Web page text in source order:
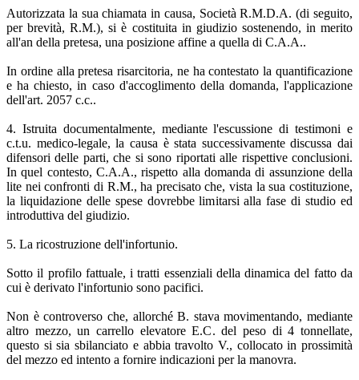
Autorizzata la sua chiamata in causa, Società R.M.D.A. (di seguito,
per brevità, R.M.), si è costituita in giudizio sostenendo, in merito
all'an della pretesa, una posizione affine a quella di C.A.A..
In ordine alla pretesa risarcitoria, ne ha contestato la quantificazione
e ha chiesto, in caso d'accoglimento della domanda, l'applicazione
dell'art. 2057 c.c..
4. Istruita documentalmente, mediante l'escussione di testimoni e
c.t.u. medico-legale, la causa è stata successivamente discussa dai
difensori delle parti, che si sono riportati alle rispettive conclusioni.
In quel contesto, C.A.A., rispetto alla domanda di assunzione della
lite nei confronti di R.M., ha precisato che, vista la sua costituzione,
la liquidazione delle spese dovrebbe limitarsi alla fase di studio ed
introduttiva del giudizio.
5. La ricostruzione dell'infortunio.
Sotto il profilo fattuale, i tratti essenziali della dinamica del fatto da
cui è derivato l'infortunio sono pacifici.
Non è controverso che, allorché B. stava movimentando, mediante
altro mezzo, un carrello elevatore E.C. del peso di 4 tonnellate,
questo si sia sbilanciato e abbia travolto V., collocato in prossimità
del mezzo ed intento a fornire indicazioni per la manovra.